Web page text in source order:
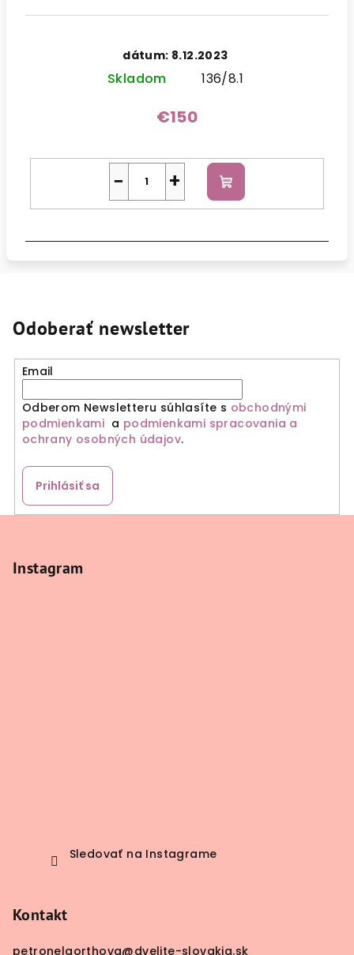
dátum: 8.12.2023
Skladom 136/8.1
€150
+
− Do
košíka
Odoberať newsletter
Email
Odberom Newsletteru súhlasíte s obchodnými
podmienkami a podmienkami spracovania a
ochrany osobných údajov.
Prihlásiť sa
Instagram
Sledovať na Instagrame
Kontakt
petronelaorthova@dvelite-slovakia.sk